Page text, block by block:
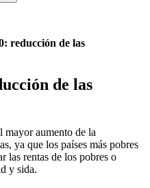
reducción de las
de las
mayor aumento de la
ya que los países más pobres
las rentas de los pobres o
y sida.